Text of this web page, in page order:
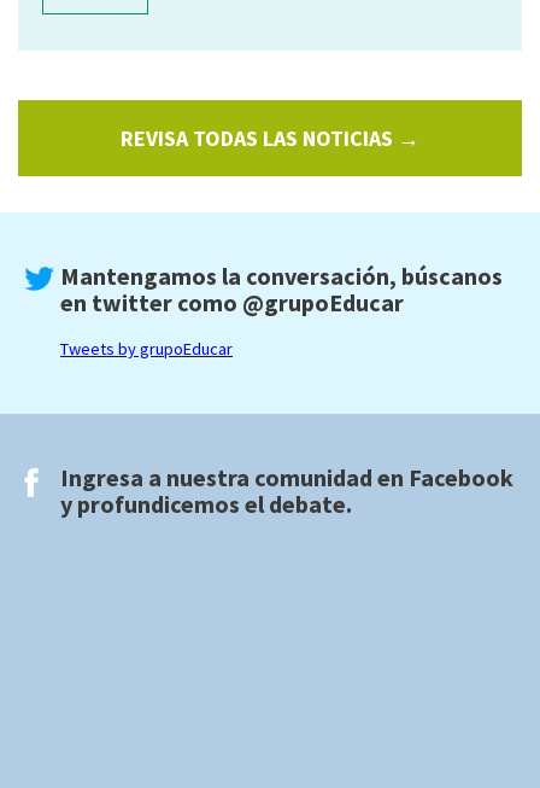
REVISA TODAS LAS NOTICIAS →
Mantengamos la conversación, búscanos
en twitter como @grupoEducar
Tweets by grupoEducar
Ingresa a nuestra comunidad en Facebook
y profundicemos el debate.